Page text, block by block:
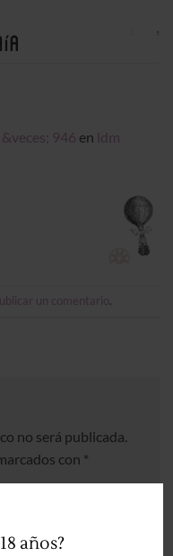
años?
946 en ldm
un comentario.
no será publicada.
con *